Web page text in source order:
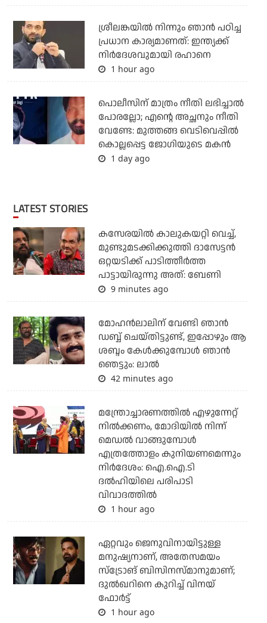
ശ്രീലങ്കയില്‍ നിന്നും ഞാന്‍ പഠിച്ച
പ്രധാന കാര്യമാണത്: ഇന്ത്യക്ക്
നിര്‍ദേശവുമായി രഹാനെ
1 hour ago
പൊലീസിന് മാത്രം നീതി ലഭിച്ചാല്‍
പോരല്ലോ; എന്റെ അച്ഛനും നീതി
വേണ്ടേ: മുത്തങ്ങ വെടിവെപ്പില്‍
കൊല്ലപ്പെട്ട ജോഗിയുടെ മകന്‍
1 day ago
LATEST STORIES
കസേരയിൽ കാലുകയറ്റി വെച്ച്,
മുണ്ടുമടക്കിക്കുത്തി ദാസേട്ടൻ
ഒറ്റയടിക്ക് പാടിത്തീർത്ത
പാട്ടായിരുന്നു അത്: ബേണി
9 minutes ago
മോഹൻലാലിന് വേണ്ടി ഞാൻ
ഡബ്ബ് ചെയ്തിട്ടുണ്ട്, ഇപ്പോഴും ആ
ശബ്ദം കേൾക്കുമ്പോൾ ഞാൻ
ഞെട്ടും: ലാൽ
42 minutes ago
മന്ത്രോച്ചാരണത്തില്‍ എഴുന്നേറ്റ്
നില്‍ക്കണം, മോദിയില്‍ നിന്ന്
മെഡല്‍ വാങ്ങുമ്പോള്‍
എത്രത്തോളം കുനിയണമെന്നും
നിര്‍ദേശം: ഐ.ഐ.ടി
ദല്‍ഹിയിലെ പരിപാടി
വിവാദത്തില്‍
1 hour ago
ഏറ്റവും ജെനുവിനായിട്ടുള്ള
മനുഷ്യനാണ്, അതേസമയം
സ്‌ട്രോങ് ബിസിനസ്മാനുമാണ്;
ദുല്‍ഖറിനെ കുറിച്ച് വിനയ്
ഫോര്‍ട്ട്
1 hour ago